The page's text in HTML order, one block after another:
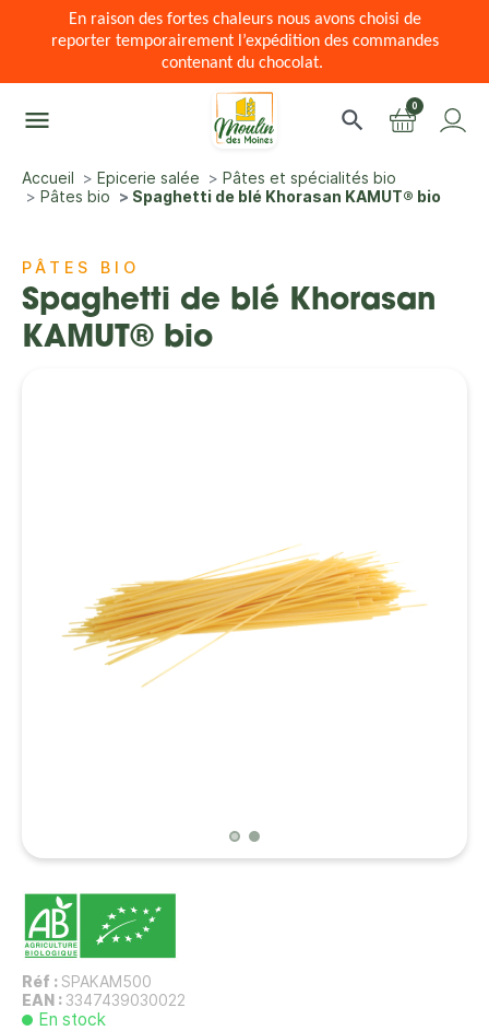
En raison des fortes chaleurs nous avons choisi de
reporter temporairement l’expédition des commandes
contenant du chocolat.
menu search 0
Accueil Epicerie salée
Pâtes et spécialités bio
Pâtes bio
Spaghetti de blé Khorasan KAMUT® bio
PÂTES BIO
Spaghetti de blé Khorasan
KAMUT® bio
Réf : SPAKAM500
EAN : 3347439030022
En stock